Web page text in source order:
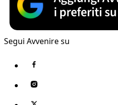
Segui Avvenire su